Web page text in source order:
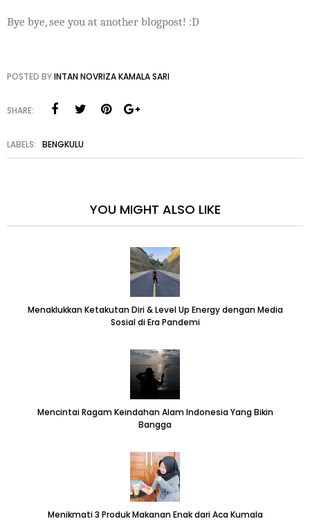
Bye bye, see you at another blogpost! :D
POSTED BYINTAN NOVRIZA KAMALA SARI
SHARE:
LABELS: BENGKULU
YOU MIGHT ALSO LIKE
Menaklukkan Ketakutan Diri & Level Up Energy dengan Media
Sosial di Era Pandemi
Mencintai Ragam Keindahan Alam Indonesia Yang Bikin
Bangga
Menikmati 3 Produk Makanan Enak dari Aca Kumala